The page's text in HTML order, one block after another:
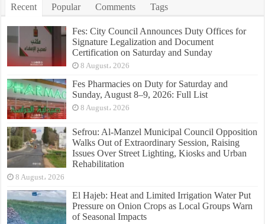
Recent Popular Comments Tags
Fes: City Council Announces Duty Offices for
Signature Legalization and Document
Certification on Saturday and Sunday
8 August، 2026
Fes Pharmacies on Duty for Saturday and
Sunday, August 8–9, 2026: Full List
8 August، 2026
Sefrou: Al-Manzel Municipal Council Opposition
Walks Out of Extraordinary Session, Raising
Issues Over Street Lighting, Kiosks and Urban
Rehabilitation
8 August، 2026
El Hajeb: Heat and Limited Irrigation Water Put
Pressure on Onion Crops as Local Groups Warn
of Seasonal Impacts